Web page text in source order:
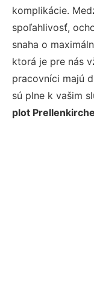
komplikácie.
spoľahlivosť,
snaha o
ktorá je pre nás
pracovníci majú
sú plne k vašim
plot